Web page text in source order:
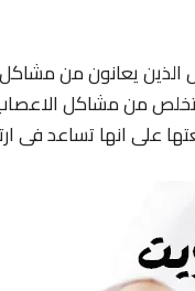
الذين يعانون من
من مشاكل
على انها تساعد فى